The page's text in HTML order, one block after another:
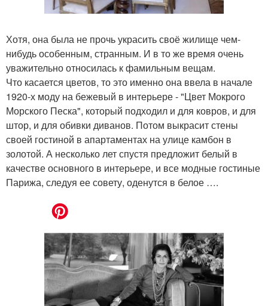
Хотя, она была не прочь украсить своё жилище чем-
нибудь особенным, странным. И в то же время очень
уважительно относилась к фамильным вещам.
Что касается цветов, то это именно она ввела в начале
1920-х моду на бежевый в интерьере - "Цвет Мокрого
Морского Песка", который подходил и для ковров, и для
штор, и для обивки диванов. Потом выкрасит стены
своей гостиной в апартаментах на улице камбон в
золотой. А несколько лет спустя предложит белый в
качестве основного в интерьере, и все модные гостиные
Парижа, следуя ее совету, оденутся в белое ….